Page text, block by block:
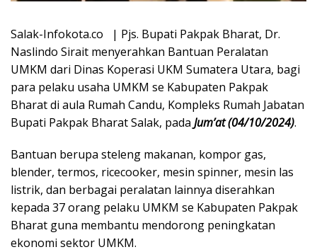
Salak-Infokota.co | Pjs. Bupati Pakpak Bharat, Dr.
Naslindo Sirait menyerahkan Bantuan Peralatan
UMKM dari Dinas Koperasi UKM Sumatera Utara, bagi
para pelaku usaha UMKM se Kabupaten Pakpak
Bharat di aula Rumah Candu, Kompleks Rumah Jabatan
Bupati Pakpak Bharat Salak, pada Jum’at (04/10/2024).
Bantuan berupa steleng makanan, kompor gas,
blender, termos, ricecooker, mesin spinner, mesin las
listrik, dan berbagai peralatan lainnya diserahkan
kepada 37 orang pelaku UMKM se Kabupaten Pakpak
Bharat guna membantu mendorong peningkatan
ekonomi sektor UMKM.